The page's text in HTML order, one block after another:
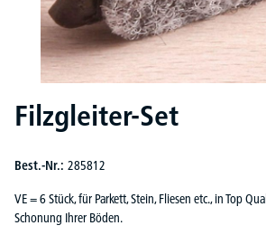
Filzgleiter-Set
Best.-Nr.: 285812
VE = 6 Stück, für Parkett, Stein, Fliesen etc., in Top
Schonung Ihrer Böden.